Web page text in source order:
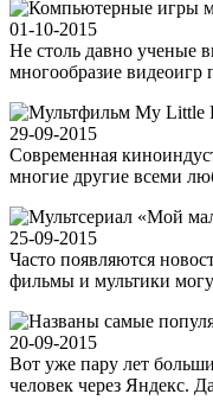
01-10-2015
Не столь давно ученые
многообразие
29-09-2015
Современная
многие другие всеми
25-09-2015
Часто появляются
фильмы и мультики
20-09-2015
Вот уже пару лет
человек через Яндекс.